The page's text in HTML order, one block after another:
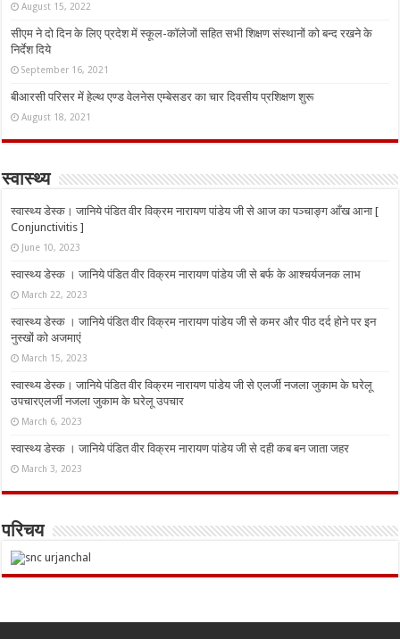
August 15, 2022
सीएम ने दो दिन के लिए प्रदेश में स्कूल-कॉलेजों सहित सभी शिक्षण संस्थानों को बन्द रखने के
निर्देश दिये
September 16, 2021
बीआरसी परिसर में हेल्थ एण्ड वेलनेस एम्बेसडर का चार दिवसीय प्रशिक्षण शुरू
August 18, 2021
स्वास्थ्य
स्वास्थ्य डेस्क। जानिये पंडित वीर विक्रम नारायण पांडेय जी से आज का पञ्चाङ्ग आँख आना [
Conjunctivitis ]
June 10, 2023
स्वास्थ्य डेस्क । जानिये पंडित वीर विक्रम नारायण पांडेय जी से बर्फ के आश्चर्यजनक लाभ
March 22, 2023
स्वास्थ्य डेस्क । जानिये पंडित वीर विक्रम नारायण पांडेय जी से कमर और पीठ दर्द होने पर इन
नुस्‍खों को अजमाएं
March 15, 2023
स्वास्थ्य डेस्क। जानिये पंडित वीर विक्रम नारायण पांडेय जी से एलर्जी नजला जुकाम के घरेलू
उपचारएलर्जी नजला जुकाम के घरेलू उपचार
March 6, 2023
स्वास्थ्य डेस्क । जानिये पंडित वीर विक्रम नारायण पांडेय जी से दही कब बन जाता जहर
March 3, 2023
परिचय